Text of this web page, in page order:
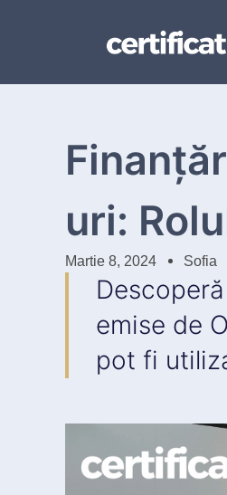
uri:
Martie 8, 2024 Sofia
emise de
pot fi